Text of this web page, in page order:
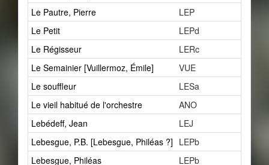
Le Pautre, Pierre
LEP
Le Petit
LEPd
Le Régisseur
LERc
Le Semainier [Vuillermoz, Émile]
VUE
Le souffleur
LESa
Le vieil habitué de l'orchestre
ANO
Lebédeff, Jean
LEJ
Lebesgue, P.B. [Lebesgue, Philéas ?] LEPb
Lebesgue, Philéas
LEPb